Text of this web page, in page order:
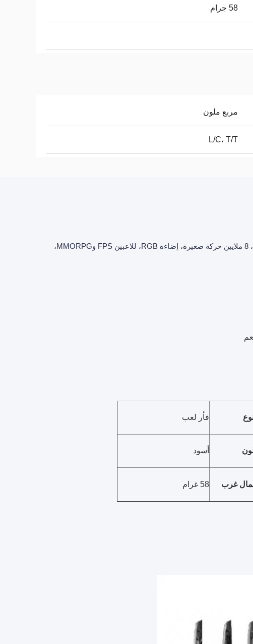
58 جرام
مربع ملون
L/C، T/T
58 غرام، تصميم إرغونومي 9D، قابلة للتعديل 8000DPI في خمس مستويات، 8 ملايين حركة صغيرة، إضاءة RGB، للاعبين FPS وMMORPG،
فأر لعب
أسود
غرب 58 غرام